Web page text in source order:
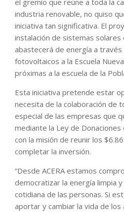
industria renovable, no quiso
iniciativa tan significativa. El
instalación de sistemas solares
abastecerá de energía a través
fotovoltaicos a la Escuela
próximas a la escuela de la
Esta iniciativa pretende estar
necesita de la colaboración de
especial de las empresas que
mediante la Ley de Donaciones
con la misión de reunir los
completar la inversión.
“Desde ACERA estamos
democratizar la energía limpia
cotidiana de las personas. Si
aportar y cambiar la vida de